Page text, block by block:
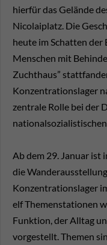
hierfür das Gelände
Nicolaiplatz. Die
heute im Schatten der
Menschen mit
Zuchthaus”
Konzentrationslager
zentrale Rolle bei der
Ab dem 29. Januar ist
die
Konzentrationslager
elf Themenstationen
Funktion, der Alltag
vorgestellt. Themen